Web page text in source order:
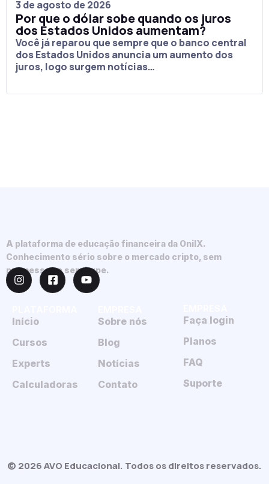
3 de agosto de 2026
Por que o dólar sobe quando os juros
dos Estados Unidos aumentam?
Você já reparou que sempre que o banco central
dos Estados Unidos anuncia um aumento dos
juros, logo surgem notícias…
A plataforma de educação financeira da OnilX.
Conhecimento sério sobre o mercado cripto, sem
promessas e sem hype.
Início
Cursos
Experts
Calculadoras
Sobre nós
Blog
Notícias
Contato
Faça login
Planos
FAQ
Suporte
© 2026 AVO Educacional. Todos os direitos reservados.